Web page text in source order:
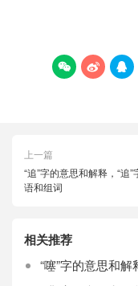
  
上一篇
“追”字的意思和解释，“追”
语和组词
相关推荐
“噻”字的意思和解